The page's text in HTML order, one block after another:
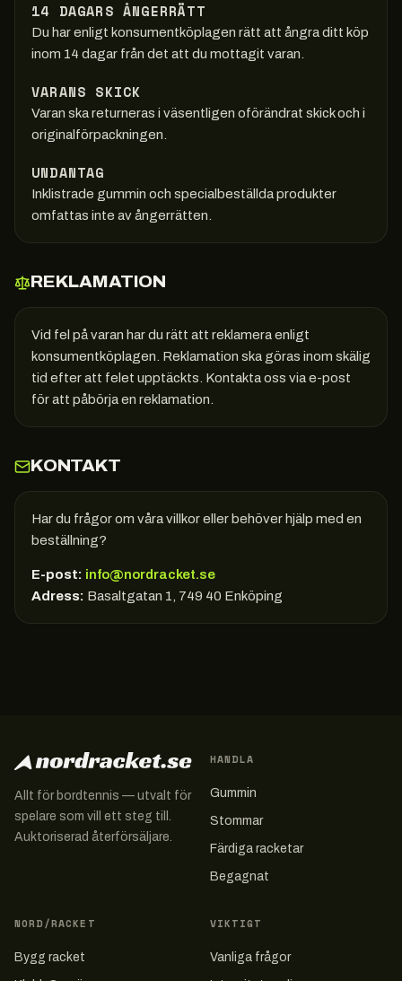
14 DAGARS ÅNGERRÄTT
Du har enligt konsumentköplagen rätt att ångra ditt köp
inom 14 dagar från det att du mottagit varan.
VARANS SKICK
Varan ska returneras i väsentligen oförändrat skick och i
originalförpackningen.
UNDANTAG
Inklistrade gummin och specialbeställda produkter
omfattas inte av ångerrätten.
REKLAMATION
Vid fel på varan har du rätt att reklamera enligt
konsumentköplagen. Reklamation ska göras inom skälig
tid efter att felet upptäckts. Kontakta oss via e-post
för att påbörja en reklamation.
KONTAKT
Har du frågor om våra villkor eller behöver hjälp med en
beställning?
E-post: info@nordracket.se
Adress: Basaltgatan 1, 749 40 Enköping
Allt för bordtennis — utvalt för
spelare som vill ett steg till.
Auktoriserad återförsäljare.
HANDLA
Gummin
Stommar
Färdiga racketar
Begagnat
NORD/RACKET
Bygg racket
VIKTIGT
Vanliga frågor